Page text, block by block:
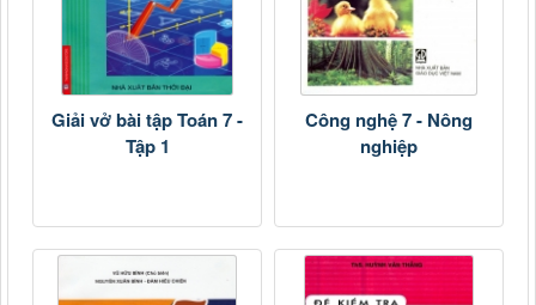
Giải vở bài tập Toán 7 -
Tập 1
Công nghệ 7 - Nông
nghiệp